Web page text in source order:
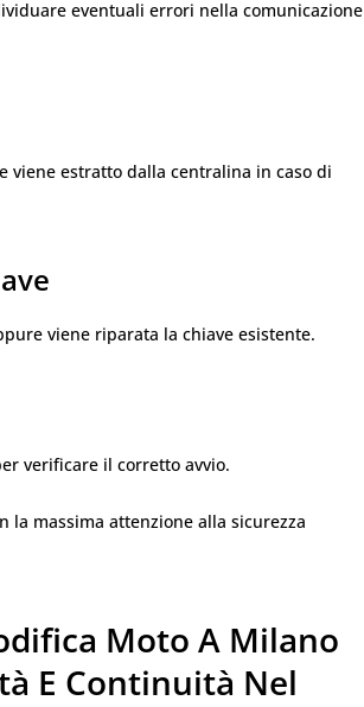
eventuali errori nella comunicazione
viene estratto dalla centralina in caso di
viene riparata la chiave esistente.
verificare il corretto avvio.
la massima attenzione alla sicurezza
Moto A Milano
E Continuità Nel